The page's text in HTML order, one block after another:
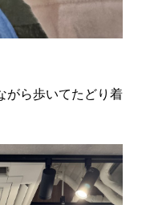
がら歩いてたどり着